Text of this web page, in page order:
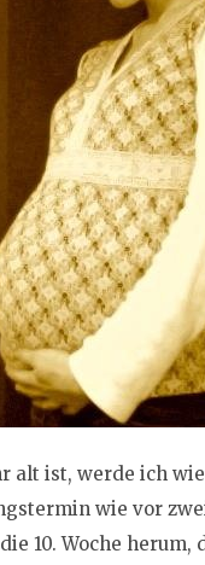
alt ist, werde ich
wie vor
10. Woche